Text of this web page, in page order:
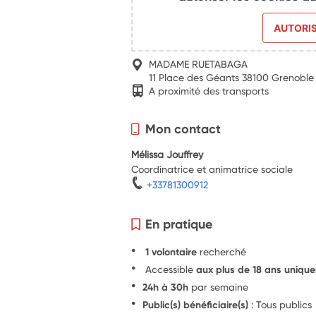
MADAME RUETABAGA
11 Place des Géants 38100 Grenoble
A proximité des transports
Mon contact
Mélissa Jouffrey
Coordinatrice et animatrice sociale
+33781300912
En pratique
1 volontaire recherché
Accessibleaux plus de 18 ans
24h à 30h par semaine
Public(s) bénéficiaire(s) : Tous publics